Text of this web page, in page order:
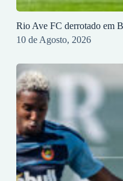
Rio Ave FC derrotado em
10 de Agosto, 2026